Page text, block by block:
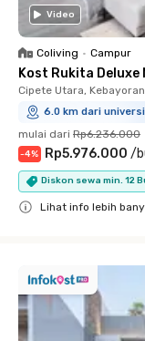
Video
Coliving • Campur
Kost Rukita Deluxe
Cipete Utara,
6.0 km dari
mulai dari Rp6.236.000
-4% Rp5.976.000 /
Diskon sewa min. 12
Lihat info lebih